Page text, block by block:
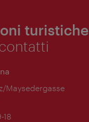
turistiche
Maysedergasse
18